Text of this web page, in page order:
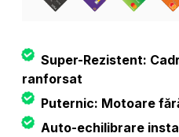
Super-Rezistent:
ranforsat
Puternic: Motoare
Auto-echilibrare